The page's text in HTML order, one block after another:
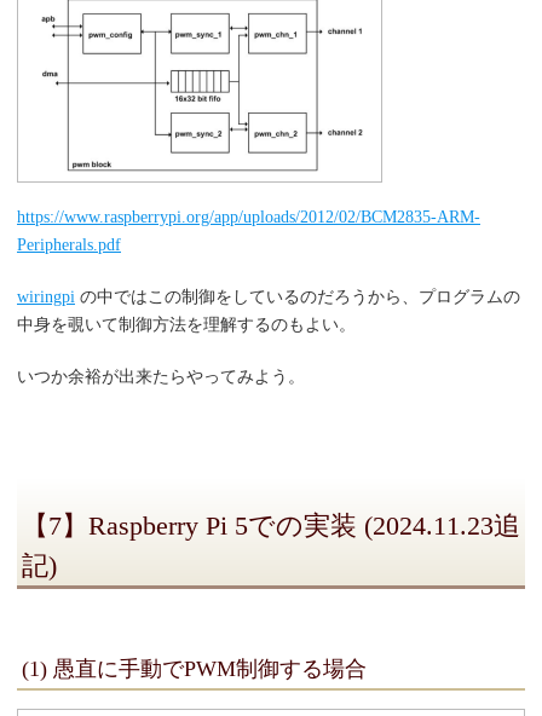
https://www.raspberrypi.org/app/uploads/2012/02/BCM2835-ARM-
Peripherals.pdf
wiringpi の中ではこの制御をしているのだろうから、プログラムの
中身を覗いて制御方法を理解するのもよい。
いつか余裕が出来たらやってみよう。
【7】Raspberry Pi 5での実装 (2024.11.23追
記)
(1) 愚直に手動でPWM制御する場合